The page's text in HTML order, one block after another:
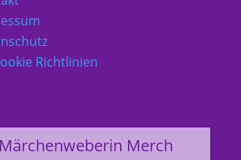
Richtlinien
Märchenweberin Merch